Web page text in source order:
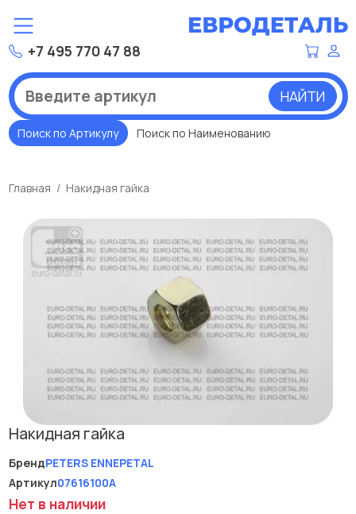
+7 495 770 47 88
НАЙТИ
Поиск по Артикулу Поиск по Наименованию
Главная Накидная гайка
Накидная гайка
БрендPETERS ENNEPETAL
Артикул07616100A
Нет в наличии